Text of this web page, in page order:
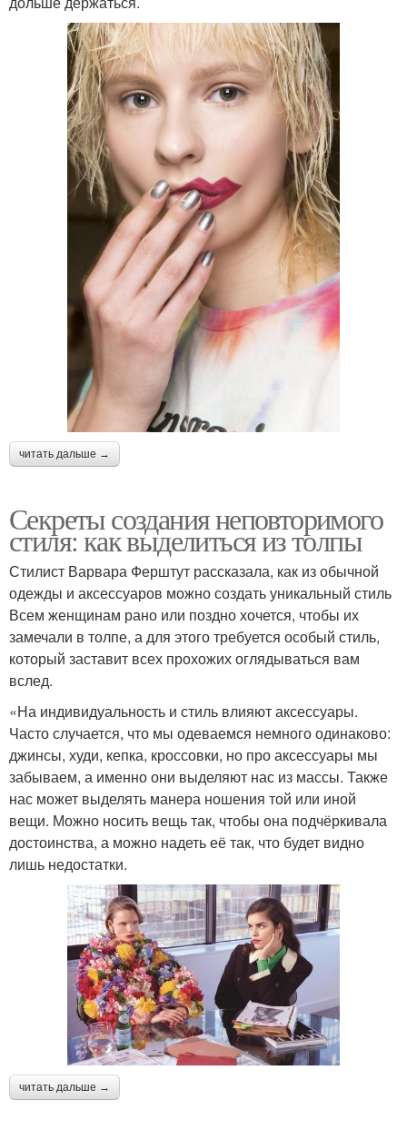
читать дальше →
Секреты создания неповторимого
стиля: как выделиться из толпы
Стилист Варвара Ферштут рассказала, как из обычной
одежды и аксессуаров можно создать уникальный стиль
Всем женщинам рано или поздно хочется, чтобы их
замечали в толпе, а для этого требуется особый стиль,
который заставит всех прохожих оглядываться вам
вслед.
«На индивидуальность и стиль влияют аксессуары.
Часто случается, что мы одеваемся немного одинаково:
джинсы, худи, кепка, кроссовки, но про аксессуары мы
забываем, а именно они выделяют нас из массы. Также
нас может выделять манера ношения той или иной
вещи. Можно носить вещь так, чтобы она подчёркивала
достоинства, а можно надеть её так, что будет видно
лишь недостатки.
читать дальше →